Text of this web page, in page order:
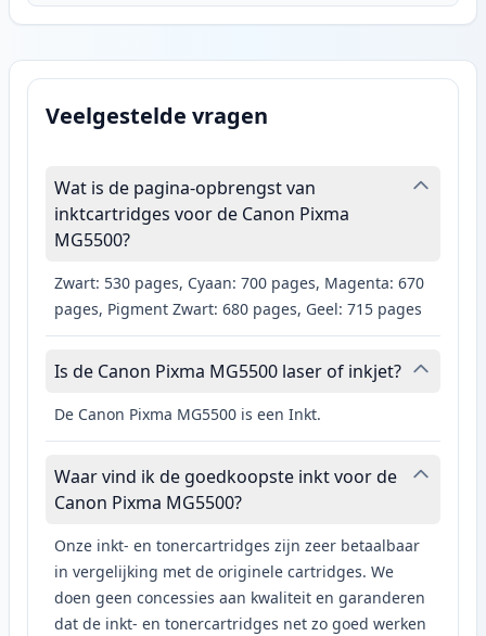
Veelgestelde vragen
Wat is de pagina-opbrengst van
inktcartridges voor de Canon Pixma
MG5500?
Zwart: 530 pages, Cyaan: 700 pages, Magenta: 670
pages, Pigment Zwart: 680 pages, Geel: 715 pages
Is de Canon Pixma MG5500 laser of inkjet?
De Canon Pixma MG5500 is een Inkt.
Waar vind ik de goedkoopste inkt voor de
Canon Pixma MG5500?
Onze inkt- en tonercartridges zijn zeer betaalbaar
in vergelijking met de originele cartridges. We
doen geen concessies aan kwaliteit en garanderen
dat de inkt- en tonercartridges net zo goed werken